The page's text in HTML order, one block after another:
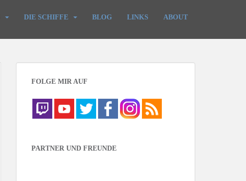
DIE SCHIFFE BLOG LINKS ABOUT
FOLGE MIR AUF
PARTNER UND FREUNDE